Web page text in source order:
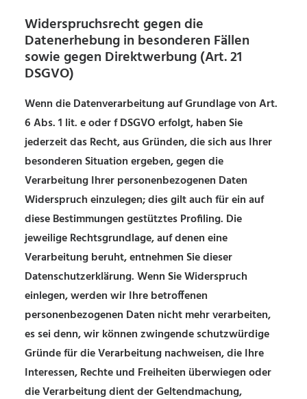
Widerspruchsrecht gegen die
Datenerhebung in besonderen Fällen
sowie gegen Direktwerbung (Art. 21
DSGVO)
Wenn die Datenverarbeitung auf Grundlage von Art.
6 Abs. 1 lit. e oder f DSGVO erfolgt, haben Sie
jederzeit das Recht, aus Gründen, die sich aus Ihrer
besonderen Situation ergeben, gegen die
Verarbeitung Ihrer personenbezogenen Daten
Widerspruch einzulegen; dies gilt auch für ein auf
diese Bestimmungen gestütztes Profiling. Die
jeweilige Rechtsgrundlage, auf denen eine
Verarbeitung beruht, entnehmen Sie dieser
Datenschutzerklärung. Wenn Sie Widerspruch
einlegen, werden wir Ihre betroffenen
personenbezogenen Daten nicht mehr verarbeiten,
es sei denn, wir können zwingende schutzwürdige
Gründe für die Verarbeitung nachweisen, die Ihre
Interessen, Rechte und Freiheiten überwiegen oder
die Verarbeitung dient der Geltendmachung,